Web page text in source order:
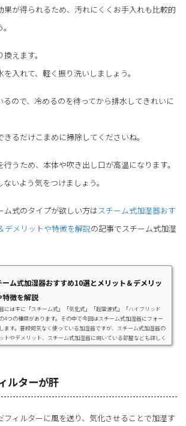
果が得られるため、汚れにくくお手入れも比較的
えます。
入れて、軽く振り洗いしましょう。
ので、冷めるのを待ってから排水してきれいに
るだけこまめに掃除してくださいね。
うため、本体や吹き出し口が高温になります。
いよう気をつけましょう。
ム式のタイプが欲しい方はスチーム式加湿器おす
デメリットや特徴を解説の記事でスチーム式加湿
ーム式加湿器おすすめ10選とメリット＆デメリッ
特徴を解説
には主に「スチーム式」「気化式」「超音波式」「ハイブリッド
4つの種類があります。その中で今回はスチーム式加湿器にフォー
ます。普段何気なく使っている加湿器ですが、スチーム式加湿器の
トやデメリット、スチーム式加湿器に向いている部屋なども詳しく
ます。さらにおすすめスチーム式加湿器をタイプ別に10種紹介しま
一定の湿度を保つことに以下のメリッ...
ルターが肝
フィルターに風を送り、気化させることで加湿す